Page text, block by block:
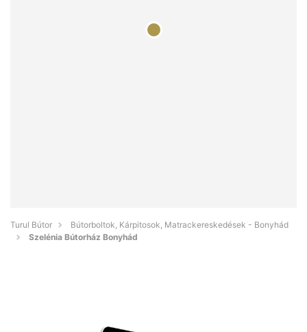
Turul Bútor
Bútorboltok, Kárpitosok, Matrackereskedések - Bonyhád
Szelénia Bútorház Bonyhád